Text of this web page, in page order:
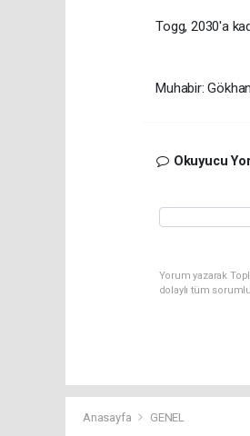
Togg, 2030'a
Muhabir: Gökhan
Okuyucu
Yorum yazarak
dolaylı tüm
Anasayfa GENEL